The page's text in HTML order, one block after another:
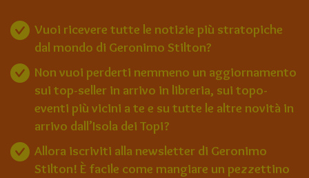
Vuoi ricevere tutte le notizie più stratopiche
dal mondo di Geronimo Stilton?
Non vuoi perderti nemmeno un aggiornamento
sui top-seller in arrivo in libreria, sui topo-
eventi più vicini a te e su tutte le altre novità in
arrivo dall’Isola dei Topi?
Allora iscriviti alla newsletter di Geronimo
Stilton! È facile come mangiare un pezzettino